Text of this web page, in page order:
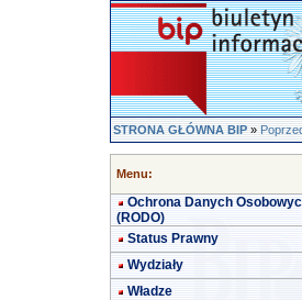
STRONA GŁÓWNA BIP»
Menu:
Ochrona Danych
(RODO)
Status Prawny
Wydziały
Władze